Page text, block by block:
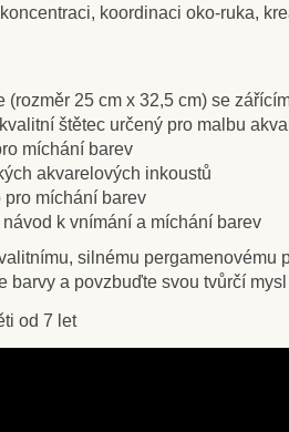
Sada
Junior
košíku
Oxybul
koordinaci oko-ruka,
(rozměr 25 cm x 32,5 cm) se
štětec určený pro malbu
míchání barev
akvarelových inkoustů
pro míchání barev
k vnímání a míchání barev
silnému
barvy a povzbuďte svou tvůrčí mysl
od 7 let